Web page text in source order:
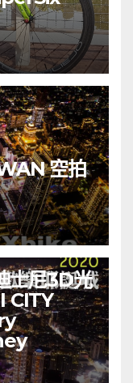
空拍
士尼3D光
CITY